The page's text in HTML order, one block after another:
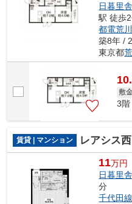
日暮里
駅 徒歩
都電荒
築8年 /
東京都
敷
3階
賃貸 | マンション レアシス
11万円
日暮里
分
千代田線